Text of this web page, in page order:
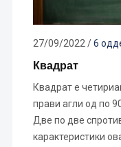
27/09/2022 /6
Квадрат
Квадрат е
прави агли од по
Две по две
карактеристики